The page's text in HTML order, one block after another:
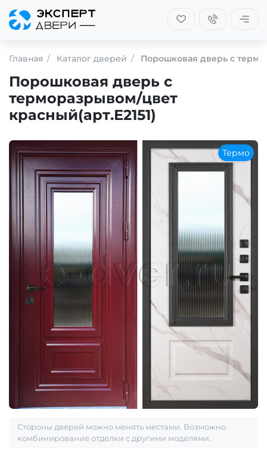
Главная Каталог дверей Порошковая дверь с
Порошковая дверь с
терморазрывом/цвет
красный(арт.Е2151)
Термо
Стороны дверей можно менять местами. Возможно
комбинирование отделки с другими моделями.